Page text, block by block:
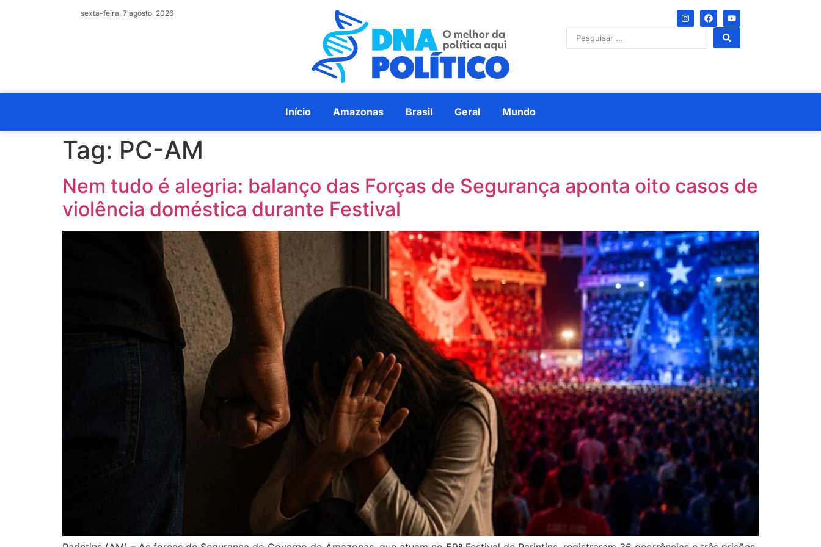
sexta-feira, 7 agosto, 2026
Início Amazonas Brasil Geral Mundo
Tag: PC-AM
Nem tudo é alegria: balanço das Forças de Segurança aponta oito casos de
violência doméstica durante Festival